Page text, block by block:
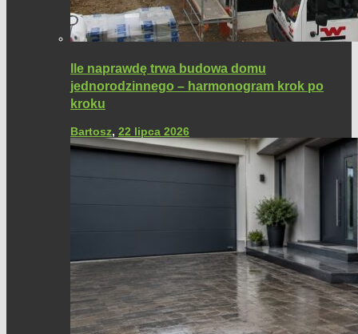
Ile naprawdę trwa budowa domu
jednorodzinnego – harmonogram krok po
kroku
Bartosz, 22 lipca 2026